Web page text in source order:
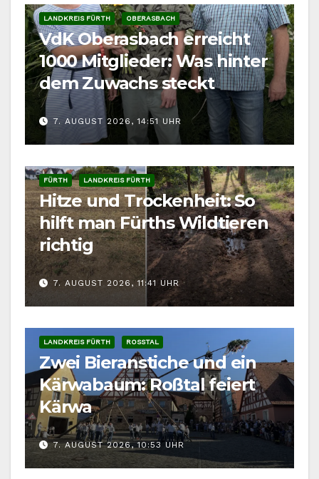
LANDKREIS FÜRTH OBERASBACH
VdK Oberasbach erreicht
1000 Mitglieder: Was hinter
dem Zuwachs steckt
7. AUGUST 2026, 14:51 UHR
FÜRTH LANDKREIS FÜRTH
Hitze und Trockenheit: So
hilft man Fürths Wildtieren
richtig
7. AUGUST 2026, 11:41 UHR
LANDKREIS FÜRTH ROSSTAL
Zwei Bieranstiche und ein
Kärwabaum: Roßtal feiert
Kärwa
7. AUGUST 2026, 10:53 UHR